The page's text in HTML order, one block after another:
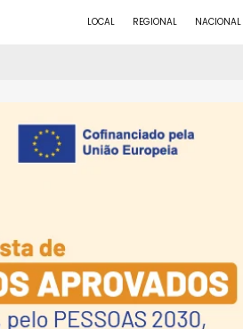
LOCAL REGIONAL NACIONAL